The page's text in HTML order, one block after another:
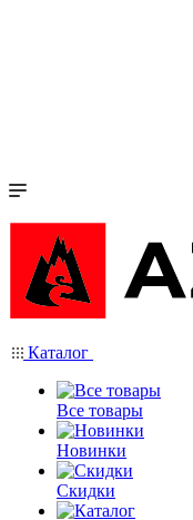
Каталог
Все товары
Новинки
Скидки